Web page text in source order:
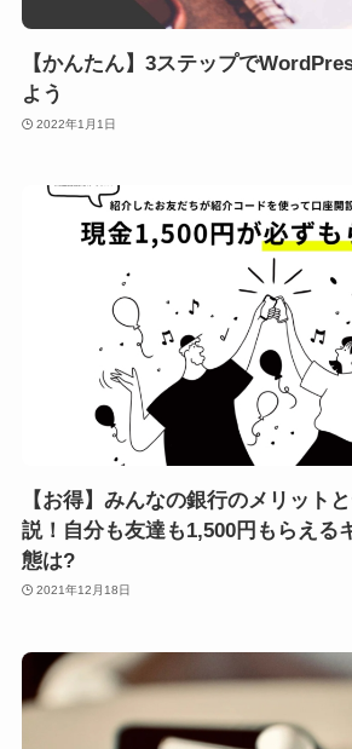
【かんたん】3ステップで
よう
2022年1月1日
【お得】みんなの銀行のメリット
説！自分も友達も1,500円もらえる
態は?
2021年12月18日